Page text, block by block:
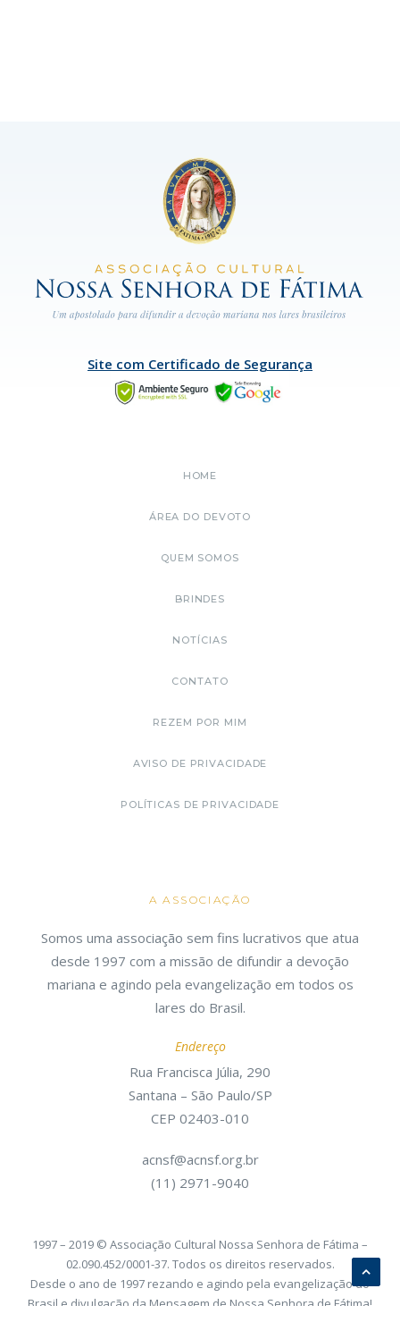
Site com Certificado de Segurança
HOME
ÁREA DO DEVOTO
QUEM SOMOS
BRINDES
NOTÍCIAS
CONTATO
REZEM POR MIM
AVISO DE PRIVACIDADE
POLÍTICAS DE PRIVACIDADE
A ASSOCIAÇÃO
Somos uma associação sem fins lucrativos que atua
desde 1997 com a missão de difundir a devoção
mariana e agindo pela evangelização em todos os
lares do Brasil.
Endereço
Rua Francisca Júlia, 290
Santana – São Paulo/SP
CEP 02403-010
acnsf@acnsf.org.br
(11) 2971-9040
1997 – 2019 © Associação Cultural Nossa Senhora de Fátima –
02.090.452/0001-37. Todos os direitos reservados.
Desde o ano de 1997 rezando e agindo pela evangelização do
Brasil e divulgação da Mensagem de Nossa Senhora de Fátima!